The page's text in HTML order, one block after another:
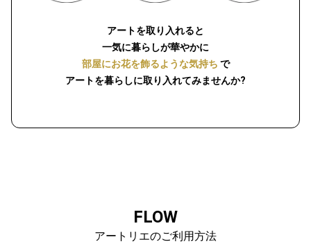
アートを取り入れると
一気に暮らしが華やかに
部屋にお花を飾るような気持ち で
アートを暮らしに取り入れてみませんか?
FLOW
アートリエのご利用方法